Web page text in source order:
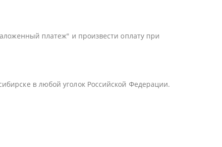
платеж" и произвести оплату при
в любой уголок Российской Федерации.